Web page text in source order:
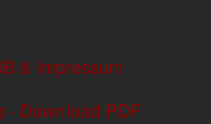
& Impressum
- Download PDF